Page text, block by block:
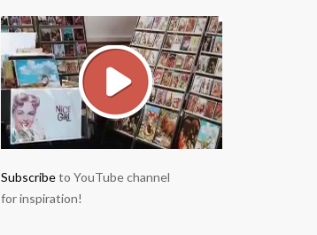
Subscribeto YouTube channel
for inspiration!